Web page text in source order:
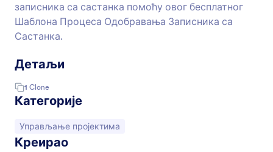
записника са састанка помоћу овог бесплатног
Шаблона Процеса Одобравања Записника са
Састанка.
Детаљи
1 Clone
Категорије
Иди на категорију:
Управљање пројектима
Креирао